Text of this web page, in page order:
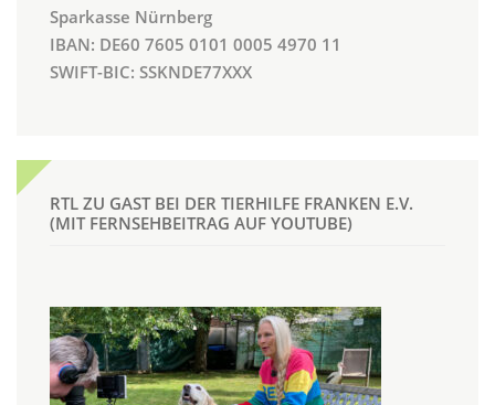
Sparkasse Nürnberg
IBAN: DE60 7605 0101 0005 4970 11
SWIFT-BIC: SSKNDE77XXX
RTL ZU GAST BEI DER TIERHILFE FRANKEN E.V.
(MIT FERNSEHBEITRAG AUF YOUTUBE)